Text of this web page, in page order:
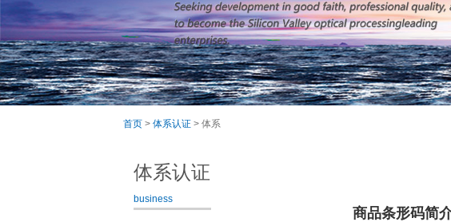
首页 > 体系认证 > 体系
商品条形码简
体系认证
business